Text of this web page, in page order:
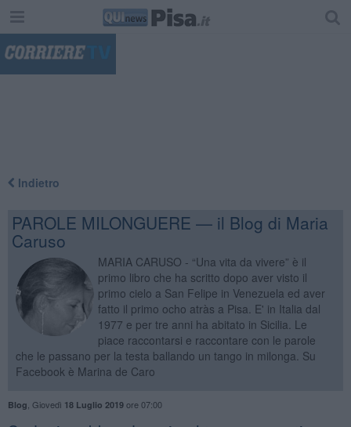
Indietro
PAROLE MILONGUERE — il Blog di Maria
Caruso
MARIA CARUSO - “Una vita da vivere” è il
primo libro che ha scritto dopo aver visto il
primo cielo a San Felipe in Venezuela ed aver
fatto il primo ocho atràs a Pisa. E' in Italia dal
1977 e per tre anni ha abitato in Sicilia. Le
piace raccontarsi e raccontare con le parole
che le passano per la testa ballando un tango in milonga. Su
Facebook è Marina de Caro
Blog Giovedì 18 Luglio 2019ore 07:00